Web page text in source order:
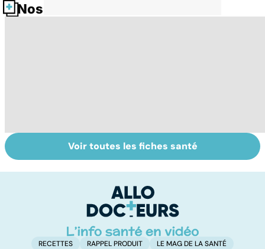
Nos fiches santé
Fin de vie : de la
loi Leonetti à
Faire du sport à
domicile, c'est
Voir toutes les fiches santé
RECETTES RAPPEL PRODUIT LE MAG DE LA SANTÉ